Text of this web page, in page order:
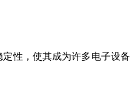
性，使其成为许多电子设备